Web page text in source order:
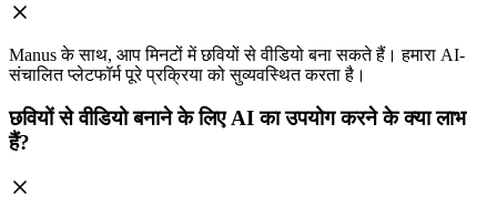
Manus के साथ, आप मिनटों में छवियों से वीडियो बना सकते हैं। हमारा AI-
संचालित प्लेटफॉर्म पूरे प्रक्रिया को सुव्यवस्थित करता है।
छवियों से वीडियो बनाने के लिए AI का उपयोग करने के क्या लाभ
हैं?